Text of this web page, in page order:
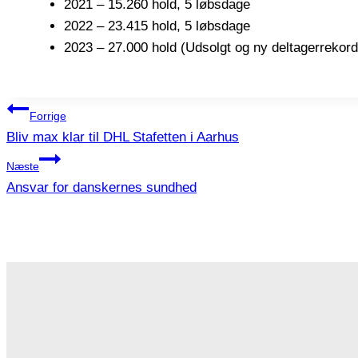
2021 – 15.260 hold, 5 løbsdage
2022 – 23.415 hold, 5 løbsdage
2023 – 27.000 hold (Udsolgt og ny
Indlægsnavigation
Forrige
Bliv max klar til DHL Stafetten i Aarhus
Næste
Ansvar for danskernes sundhed